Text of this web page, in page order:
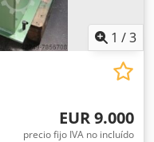
1 /3
EUR 9.000
precio fijo IVA no incluído